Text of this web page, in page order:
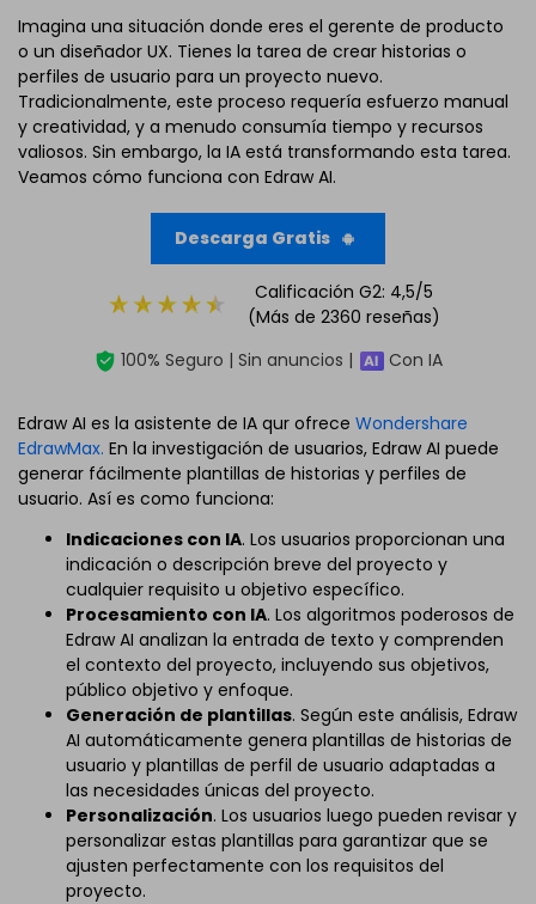
Imagina una situación donde eres el gerente de producto
o un diseñador UX. Tienes la tarea de crear historias o
perfiles de usuario para un proyecto nuevo.
Tradicionalmente, este proceso requería esfuerzo manual
y creatividad, y a menudo consumía tiempo y recursos
valiosos. Sin embargo, la IA está transformando esta tarea.
Veamos cómo funciona con Edraw AI.
Descarga Gratis
Calificación G2: 4,5/5
(Más de 2360 reseñas)
100% Seguro | Sin anuncios |
Con IA
Edraw AI es la asistente de IA qur ofrece Wondershare
EdrawMax. En la investigación de usuarios, Edraw AI puede
generar fácilmente plantillas de historias y perfiles de
usuario. Así es como funciona:
Indicaciones con IA. Los usuarios proporcionan una
indicación o descripción breve del proyecto y
cualquier requisito u objetivo específico.
Procesamiento con IA. Los algoritmos poderosos de
Edraw AI analizan la entrada de texto y comprenden
el contexto del proyecto, incluyendo sus objetivos,
público objetivo y enfoque.
Generación de plantillas. Según este análisis, Edraw
AI automáticamente genera plantillas de historias de
usuario y plantillas de perfil de usuario adaptadas a
las necesidades únicas del proyecto.
Personalización. Los usuarios luego pueden revisar y
personalizar estas plantillas para garantizar que se
ajusten perfectamente con los requisitos del
proyecto.